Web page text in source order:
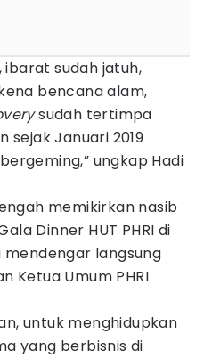
ibarat sudah jatuh,
bencana alam,
sudah tertimpa
sejak Januari 2019
ungkap Hadi
memikirkan nasib
Dinner HUT PHRI di
langsung
Ketua Umum PHRI
untuk menghidupkan
yang berbisnis di